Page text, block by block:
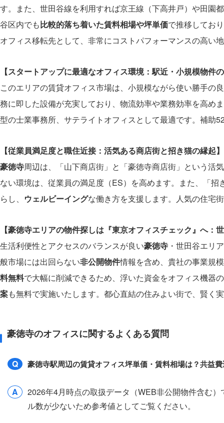
す。また、世田谷線を利用すれば京王線（下高井戸）や田園
谷区内でも比較的落ち着いた賃料相場や坪単価で推移してお
オフィス移転先として、非常にコストパフォーマンスの高い
【スタートアップに最適なオフィス環境：駅近・小規模物件
このエリアの賃貸オフィス市場は、小規模ながら使い勝手の
務に即した設備が充実しており、物流効率や業務効率を高め
型の士業事務所、サテライトオフィスとして最適です。補助
【従業員満足度と職住近接：活気ある商店街と招き猫の縁起】
豪徳寺周辺は、「山下商店街」と「豪徳寺商店街」という活
ない環境は、従業員の満足度（ES）を高めます。また、「
らし、 ウェルビーイングな働き方を支援します。人気の住宅
【豪徳寺エリアの物件探しは『東京オフィスチェック』へ：
生活利便性とアクセスのバランスが良い豪徳寺 ・世田谷エリ
般市場には出回らない非公開物件情報を含め、貴社の事業規
料無料で大幅に削減できるため、浮いた資金をオフィス機器
案も無料で実施いたします。都心直結の住みよい街で、賢く
豪徳寺のオフィスに関するよくある質問
Q 豪徳寺駅周辺の賃貸オフィス坪単価・賃料相場は？共益
A
2026年4月時点の取扱データ（WEB非公開物件含む
ル数が少ないため参考値としてご覧ください。